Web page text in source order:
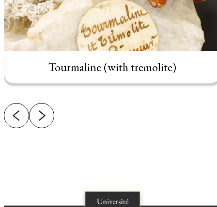
Tourmaline (with tremolite)